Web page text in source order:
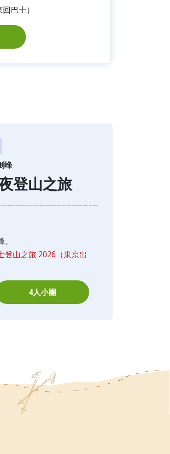
巴士）
峰
登山之旅
山之旅 2026（東京出
4人小團